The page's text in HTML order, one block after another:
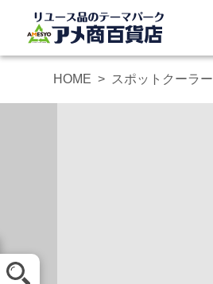
HOME スポットクーラー